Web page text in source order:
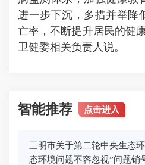
进一步下沉，多措并举降
亡率，不断提升居民的健
卫健委相关负责人说。
智能推荐 点击进入
三明市关于第二轮中央生态
态环境问题不容忽视”问题销